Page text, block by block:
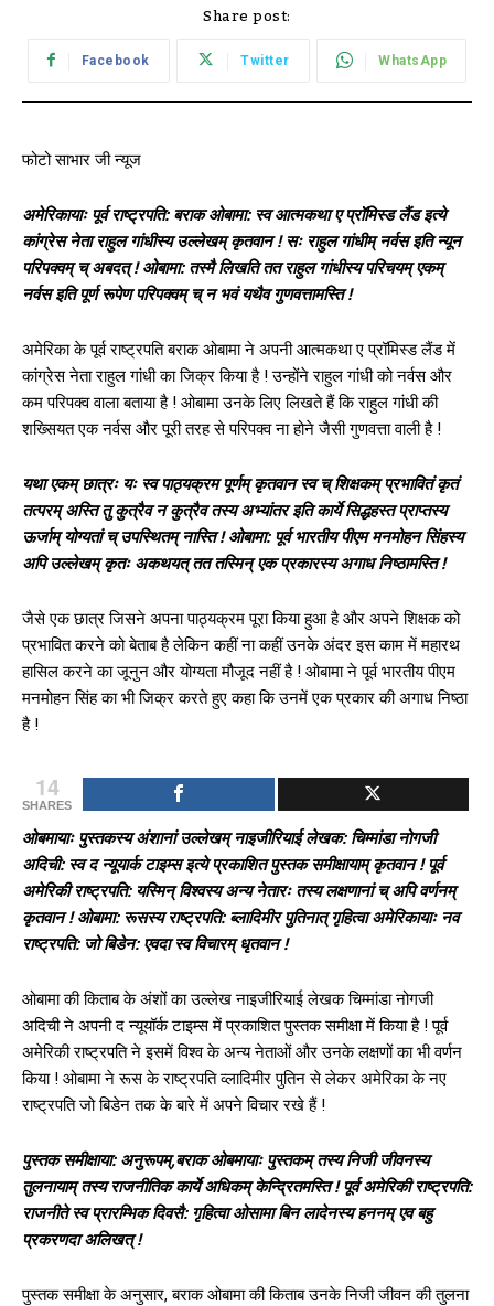
Share post:
Facebook Twitter WhatsApp
फोटो साभार जी न्यूज
अमेरिकायाः पूर्व राष्ट्रपति: बराक ओबामा: स्व आत्मकथा ए प्रॉमिस्ड लैंड इत्ये
कांग्रेस नेता राहुल गांधीस्य उल्लेखम् कृतवान ! सः राहुल गांधीम् नर्वस इति न्यून
परिपक्वम् च् अबदत् ! ओबामा: तस्मै लिखति तत राहुल गांधीस्य परिचयम् एकम्
नर्वस इति पूर्ण रूपेण परिपक्वम् च् न भवं यथैव गुणवत्तामस्ति !
अमेरिका के पूर्व राष्ट्रपति बराक ओबामा ने अपनी आत्मकथा ए प्रॉमिस्ड लैंड में
कांग्रेस नेता राहुल गांधी का जिक्र किया है ! उन्होंने राहुल गांधी को नर्वस और
कम परिपक्व वाला बताया है ! ओबामा उनके लिए लिखते हैं कि राहुल गांधी की
शख्सियत एक नर्वस और पूरी तरह से परिपक्व ना होने जैसी गुणवत्ता वाली है !
यथा एकम् छात्रः यः स्व पाठ्यक्रम पूर्णम् कृतवान स्व च् शिक्षकम् प्रभावितं कृतं
तत्परम् अस्ति तु कुत्रैव न कुत्रैव तस्य अभ्यांतर इति कार्ये सिद्धहस्त प्राप्तस्य
ऊर्जाम् योग्यतां च् उपस्थितम् नास्ति ! ओबामा: पूर्व भारतीय पीएम मनमोहन सिंहस्य
अपि उल्लेखम् कृतः अकथयत् तत तस्मिन् एक प्रकारस्य अगाध निष्ठामस्ति !
जैसे एक छात्र जिसने अपना पाठ्यक्रम पूरा किया हुआ है और अपने शिक्षक को
प्रभावित करने को बेताब है लेकिन कहीं ना कहीं उनके अंदर इस काम में महारथ
हासिल करने का जूनुन और योग्यता मौजूद नहीं है ! ओबामा ने पूर्व भारतीय पीएम
मनमोहन सिंह का भी जिक्र करते हुए कहा कि उनमें एक प्रकार की अगाध निष्ठा
है !
14
SHARES
ओबमायाः पुस्तकस्य अंशानां उल्लेखम् नाइजीरियाई लेखक: चिम्मांडा नोगजी
अदिची: स्व द न्यूयार्क टाइम्स इत्ये प्रकाशित पुस्तक समीक्षायाम् कृतवान ! पूर्व
अमेरिकी राष्ट्रपति: यस्मिन् विश्वस्य अन्य नेतारः तस्य लक्षणानां च् अपि वर्णनम्
कृतवान ! ओबामा: रूसस्य राष्ट्रपति: ब्लादिमीर पुतिनात् गृहित्वा अमेरिकायाः नव
राष्ट्रपति: जो बिडेन: एवदा स्व विचारम् धृतवान !
ओबामा की किताब के अंशों का उल्लेख नाइजीरियाई लेखक चिम्मांडा नोगजी
अदिची ने अपनी द न्यूयॉर्क टाइम्स में प्रकाशित पुस्तक समीक्षा में किया है ! पूर्व
अमेरिकी राष्ट्रपति ने इसमें विश्व के अन्य नेताओं और उनके लक्षणों का भी वर्णन
किया ! ओबामा ने रूस के राष्ट्रपति व्लादिमीर पुतिन से लेकर अमेरिका के नए
राष्ट्रपति जो बिडेन तक के बारे में अपने विचार रखे हैं !
पुस्तक समीक्षाया: अनुरूपम्,बराक ओबमायाः पुस्तकम् तस्य निजी जीवनस्य
तुलनायाम् तस्य राजनीतिक कार्ये अधिकम् केन्द्रितमस्ति ! पूर्व अमेरिकी राष्ट्रपति:
राजनीते स्व प्रारम्भिक दिवसै: गृहित्वा ओसामा बिन लादेनस्य हननम् एव बहु
प्रकरणदा अलिखत् !
पुस्तक समीक्षा के अनुसार, बराक ओबामा की किताब उनके निजी जीवन की तुलना